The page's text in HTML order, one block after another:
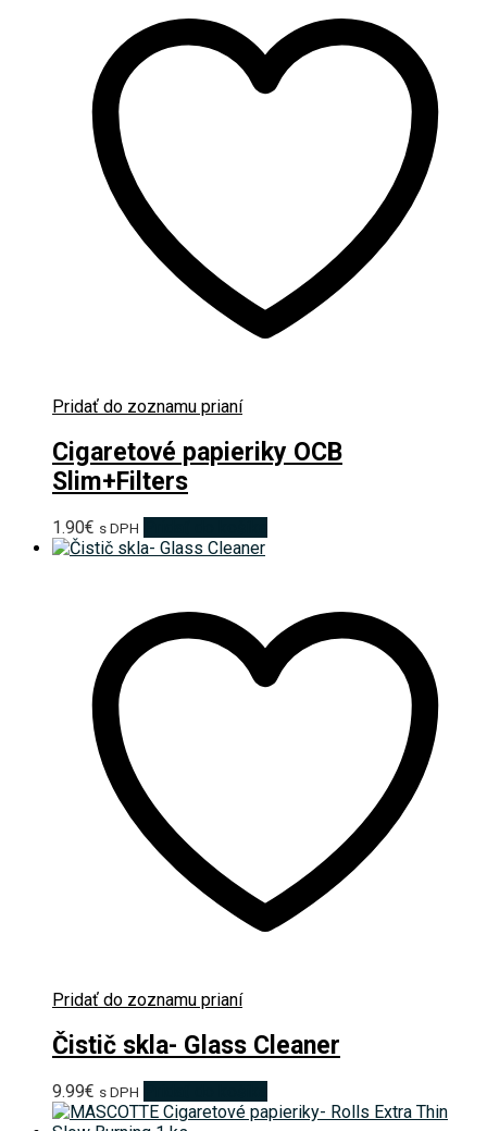
Pridať do zoznamu prianí
Cigaretové papieriky OCB
Slim+Filters
1.90€ s DPH
Pridať do zoznamu prianí
Čistič skla- Glass Cleaner
9.99€ s DPH